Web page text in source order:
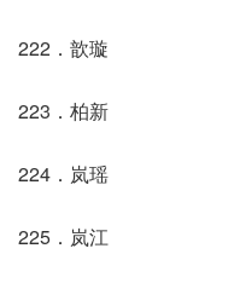
222．歆璇
223．柏新
224．岚瑶
225．岚江